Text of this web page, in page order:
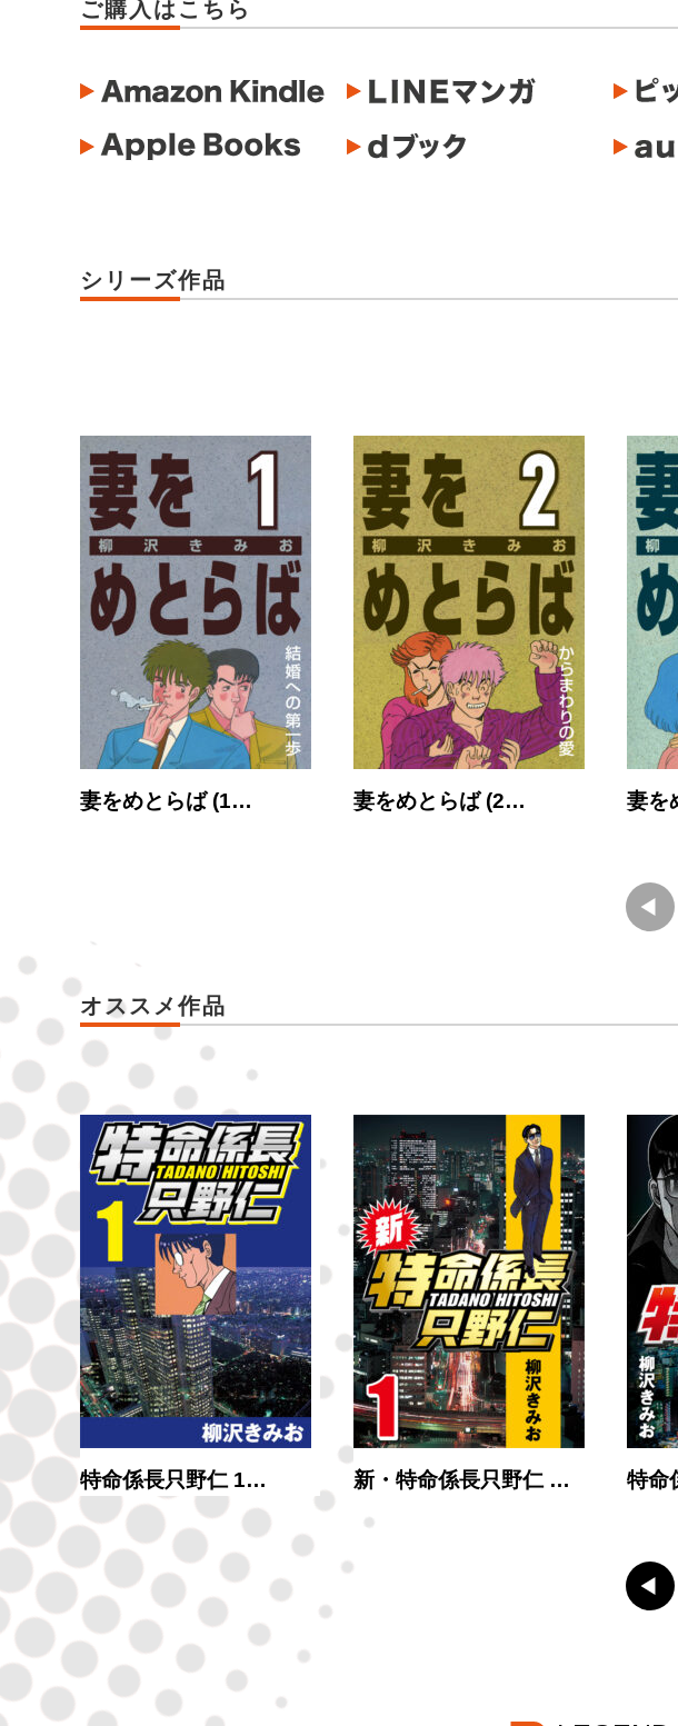
ご購入はこちら
シリーズ作品
妻をめとらば (1… 妻をめとらば (2… 妻を
オススメ作品
… 特命係長只野仁 1… 新・特命係長只野仁 … 特命